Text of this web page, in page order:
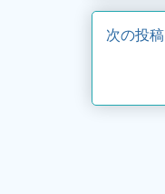
次の投稿